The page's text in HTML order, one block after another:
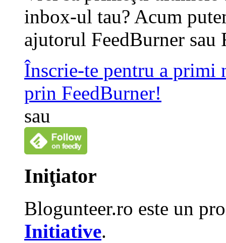
inbox-ul tau? Acum
ajutorul FeedBurner sau
Înscrie-te pentru a primi
prin FeedBurner!
sau
Iniţiator
Blogunteer.ro este un
Initiative.